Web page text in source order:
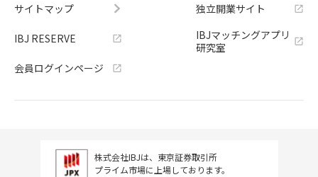
サイトマップ
IBJ RESERVE
会員ログインページ
独立開業サイト
IBJマッチングアプリ
研究室
株式会社IBJは、東京証券取引所
プライム市場に上場しております。